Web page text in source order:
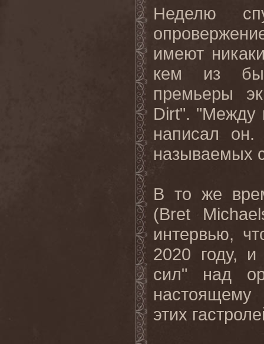
Неделю
имеют
кем из
премьеры
Dirt". "Между
написал
называемых
В то же
(Bret
интервью,
2020 году,
сил" над
настоящему
этих